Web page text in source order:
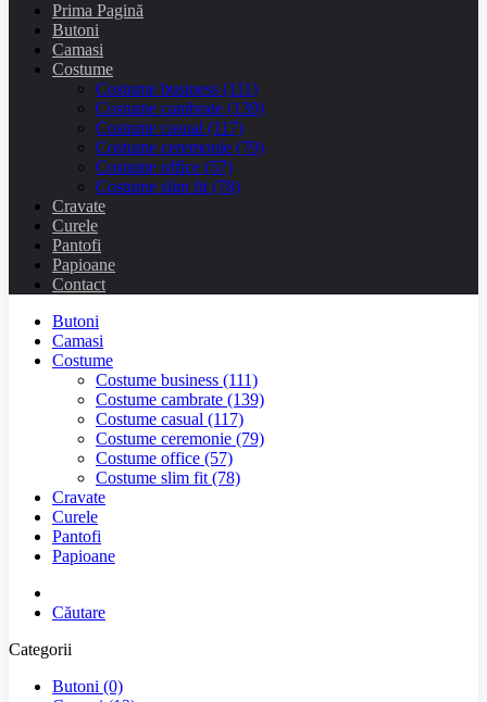
Prima Pagină
Butoni
Camasi
Costume
Costume business (111)
Costume cambrate (139)
Costume casual (117)
Costume ceremonie (79)
Costume office (57)
Costume slim fit (78)
Cravate
Curele
Pantofi
Papioane
Contact
Butoni
Camasi
Costume
Costume business (111)
Costume cambrate (139)
Costume casual (117)
Costume ceremonie (79)
Costume office (57)
Costume slim fit (78)
Cravate
Curele
Pantofi
Papioane
Căutare
Categorii
Butoni (0)